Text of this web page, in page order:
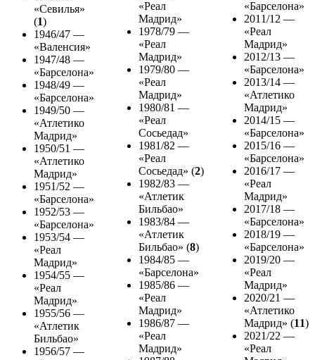
«Севилья»
(1)
1946/47 —
«Валенсия»
1947/48 —
«Барселона»
1948/49 —
«Барселона»
1949/50 —
«Атлетико
Мадрид»
1950/51 —
«Атлетико
Мадрид»
1951/52 —
«Барселона»
1952/53 —
«Барселона»
1953/54 —
«Реал
Мадрид»
1954/55 —
«Реал
Мадрид»
1955/56 —
«Атлетик
Бильбао»
1956/57 —
«Реал
Мадрид»
1978/79 —
«Реал
Мадрид»
1979/80 —
«Реал
Мадрид»
1980/81 —
«Реал
Сосьедад»
1981/82 —
«Реал
Сосьедад» (2)
1982/83 —
«Атлетик
Бильбао»
1983/84 —
«Атлетик
Бильбао» (8)
1984/85 —
«Барселона»
1985/86 —
«Реал
Мадрид»
1986/87 —
«Реал
Мадрид»
«Барселона»
2011/12 —
«Реал
Мадрид»
2012/13 —
«Барселона»
2013/14 —
«Атлетико
Мадрид»
2014/15 —
«Барселона»
2015/16 —
«Барселона»
2016/17 —
«Реал
Мадрид»
2017/18 —
«Барселона»
2018/19 —
«Барселона»
2019/20 —
«Реал
Мадрид»
2020/21 —
«Атлетико
Мадрид» (11)
2021/22 —
«Реал